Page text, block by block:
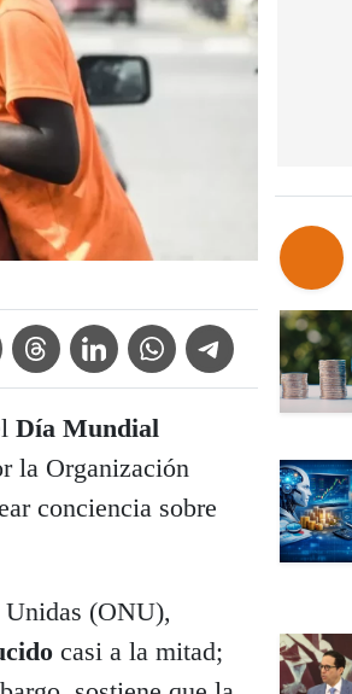
Icon
Threads IconLinkedin IconWhatsApp IconTelegram Icon
Día Mundial
la Organización
conciencia sobre
Unidas (ONU),
casi a la mitad;